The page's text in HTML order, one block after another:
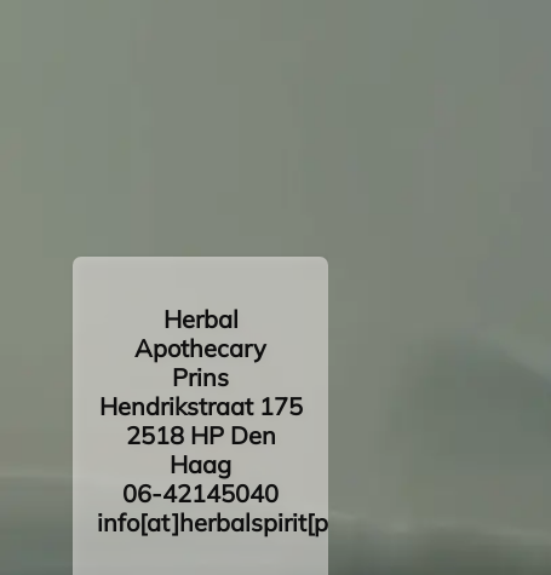
Herbal
Apothecary
Prins
Hendrikstraat 175
2518 HP Den
Haag
06-42145040
info[at]herbalspirit[punt]nl